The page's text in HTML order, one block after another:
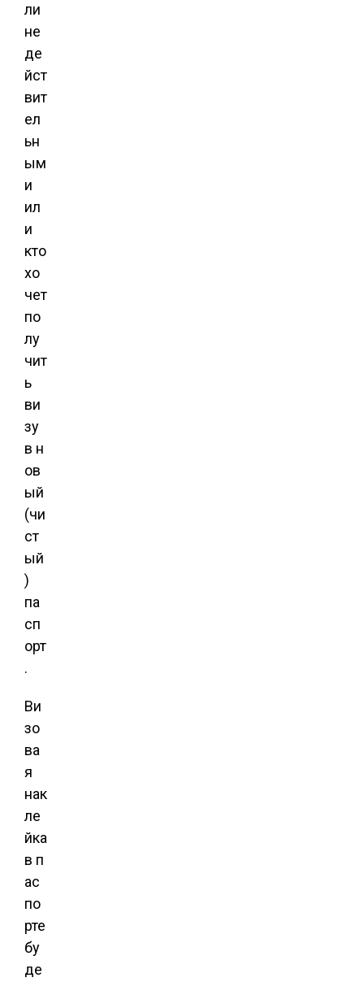
ли
не
де
йст
вит
ел
ьн
ым
и
ил
и
кто
хо
чет
по
лу
чит
ь
ви
зу
в н
ов
ый
(чи
ст
ый
)
па
сп
орт
.
Ви
зо
ва
я
нак
ле
йка
в п
ас
по
рте
бу
де